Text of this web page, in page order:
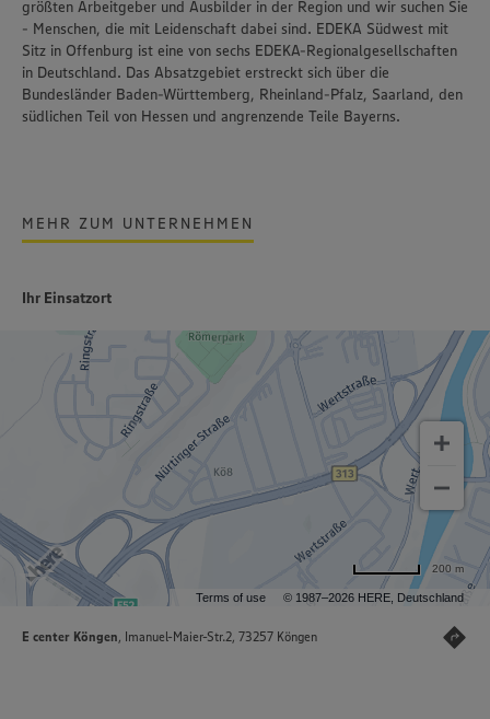
größten Arbeitgeber und Ausbilder in der Region und wir suchen Sie
- Menschen, die mit Leidenschaft dabei sind. EDEKA Südwest mit
Sitz in Offenburg ist eine von sechs EDEKA-Regionalgesellschaften
in Deutschland. Das Absatzgebiet erstreckt sich über die
Bundesländer Baden-Württemberg, Rheinland-Pfalz, Saarland, den
südlichen Teil von Hessen und angrenzende Teile Bayerns.
MEHR ZUM UNTERNEHMEN
Ihr Einsatzort
Terms of use © 1987–2026 HERE, Deutschland
200 m
E center Köngen, Imanuel-Maier-Str.2, 73257 Köngen